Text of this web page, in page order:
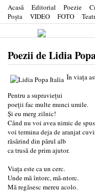
Acasă Editorial Poezie
Poşta
VIDEO FOTO
Poezii de Lidia
În viața
Pentru a supraviețui
poeții fac multe munci umile.
Și eu merg zilnic!
Când nu voi avea nimic de spus
voi termina deja de aranjat
răsărind din părul alb
ca trusă de prim ajutor.
Viața este ca un cerc.
Unde mă întorc, mă-ntorc.
Mă regăsesc mereu acolo.